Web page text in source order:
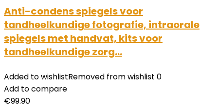
Anti-condens spiegels voor
tandheelkundige fotografie, intraorale
spiegels met handvat, kits voor
tandheelkundige zorg…
Added to wishlistRemoved from wishlist 0
Add to compare
€99.90